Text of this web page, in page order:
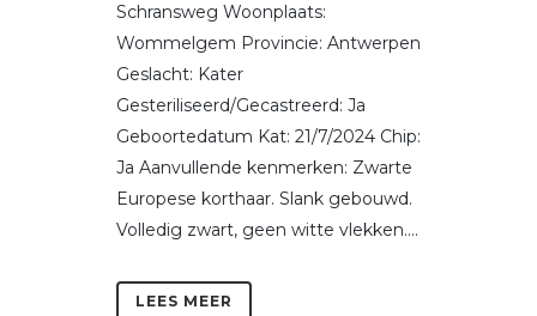
Schransweg Woonplaats:
Wommelgem Provincie: Antwerpen
Geslacht: Kater
Gesteriliseerd/Gecastreerd: Ja
Geboortedatum Kat: 21/7/2024 Chip:
Ja Aanvullende kenmerken: Zwarte
Europese korthaar. Slank gebouwd.
Volledig zwart, geen witte vlekken....
LEES MEER